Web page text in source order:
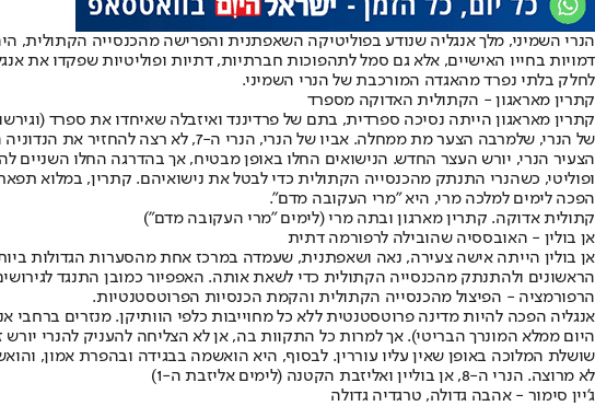
הנרי השמיני, מלך אנגליה שנודע בפוליטיקה השאפתנית והפרישה מהכנסייה
לחלק בלתי נפרד מהאגדה המורכבת של הנרי השמיני.
קתרין מאראגון - הקתולית האדוקה מספרד
של הנרי, שלמרבה הצער מת ממחלה.
הצעיר הנרי, יורש העצר החדש. הנישואים החלו באופן מבטיח, אך בהדרגה החלו
ופוליטי, כשהנרי התנתק מהכנסייה הקתולית כדי לבטל את נישואיהם. קתרין, במלוא
הפכה לימים למלכה מרי, היא "מרי העקובה מדם".
קתולית אדוקה. קתרין מארגון ובתה מרי (לימים "מרי העקובה מדם")
אן בולין - האובססיה שהובילה לרפורמה דתית
אן בולין הייתה אישה צעירה, נאה ושאפתנית, שעמדה במרכז אחת מהסערות הגדולות
הראשונים ולהתנתק מהכנסייה הקתולית כדי לשאת אותה. האפפיור כמובן התנגד
הרפורמציה - הפיצול מהכנסייה הקתולית והקמת הכנסיות הפרוטסטנטיות.
אנגליה הפכה להיות מדינה פרוטסטנטית ללא כל מחוייבות כלפי הוותיקן. מנזרים
שושלת המלוכה באופן שאין עליו עוררין. לבסוף, היא הואשמה בבגידה ובהפרת אמון,
לא מרוצה. הנרי ה-8, אן בוליין ואליזבת הקטנה (לימים אליזבת ה-1)
ג'יין סימור - אהבה גדולה, טרגדיה גדולה